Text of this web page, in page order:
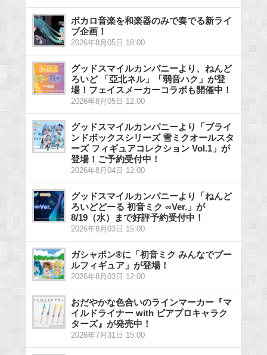
ボカロ音楽を和楽器のみで奏でる新ライ
ブ企画！
2026年8月05日 18:00
グッドスマイルカンパニーより、ねんど
ろいど 「亞北ネル」「弱音ハク」が登
場！フェイスメーカーコラボも開催中！
2026年8月05日 12:00
グッドスマイルカンパニーより「ブライ
ンドボックスシリーズ 雪ミクオールスタ
ーズ フィギュアコレクション Vol.1」が
登場！ご予約受付中！
2026年8月04日 12:00
グッドスマイルカンパニーより「ねんど
ろいどどーる 初音ミク ∞Ver.」が
8/19（水）まで好評予約受付中！
2026年8月03日 15:00
ガシャポン®に「初音ミク みんなでプー
ルフィギュア」が登場！
2026年8月03日 12:00
おだやかな色合いのラインマーカー『マ
イルドライナー with ピアプロキャラク
ターズ』が発売中！
2026年7月31日 15:00